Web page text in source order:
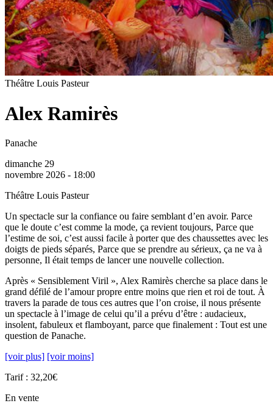
Théâtre Louis Pasteur
Alex Ramirès
Panache
dimanche 29
novembre 2026 - 18:00
Théâtre Louis Pasteur
Un spectacle sur la confiance ou faire semblant d’en avoir. Parce
que le doute c’est comme la mode, ça revient toujours, Parce que
l’estime de soi, c’est aussi facile à porter que des chaussettes avec les
doigts de pieds séparés, Parce que se prendre au sérieux, ça ne va à
personne, Il était temps de lancer une nouvelle collection.
Après « Sensiblement Viril », Alex Ramirès cherche sa place dans le
grand défilé de l’amour propre entre moins que rien et roi de tout. À
travers la parade de tous ces autres que l’on croise, il nous présente
un spectacle à l’image de celui qu’il a prévu d’être : audacieux,
insolent, fabuleux et flamboyant, parce que finalement : Tout est une
question de Panache.
[voir plus] [voir moins]
Tarif : 32,20€
En vente